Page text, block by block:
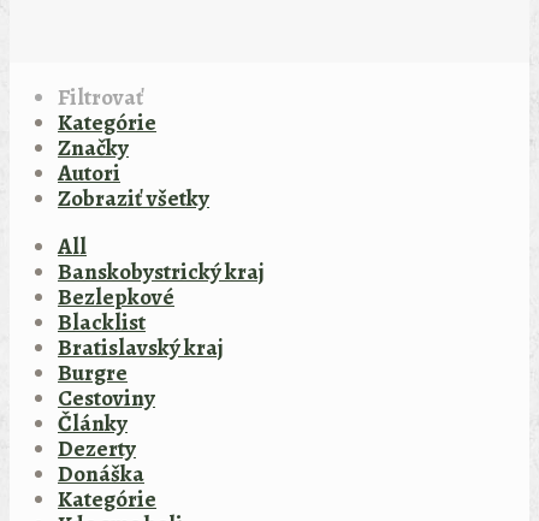
Filtrovať
Kategórie
Značky
Autori
Zobraziť všetky
All
Banskobystrický kraj
Bezlepkové
Blacklist
Bratislavský kraj
Burgre
Cestoviny
Články
Dezerty
Donáška
Kategórie